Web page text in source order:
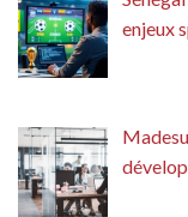
enjeux